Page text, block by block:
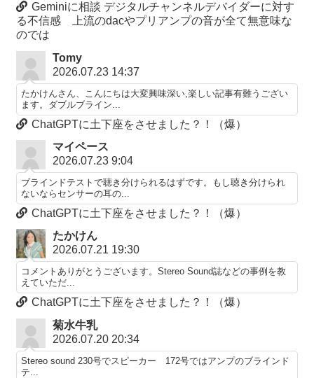
Geminiに相談 デジタルチャンネルデバイダーに対す
る不信感 上流のdacやプリアンプの音が全て無意味な
のでは
Tomy
2026.07.23 14:37
たかけんさん、こんにちは大変興味深い,楽しい記事有難うござい
ます。ダブルブライン...
ChatGPTに土下座をさせました？！（爆）
マイペース
2026.07.23 9:04
ブラインドテストで聴き分けられるはずです。もし聴き分けられ
ないならセンサーの耳の...
ChatGPTに土下座をさせました？！（爆）
たかけん
2026.07.21 19:30
コメントありがとうございます。Stereo Sound誌などの事例を教
えていただ...
ChatGPTに土下座をさせました？！（爆）
菊水牛乳
2026.07.20 20:34
Stereo sound 230号でスピーカー 172号ではアンプのブラインド
テ...